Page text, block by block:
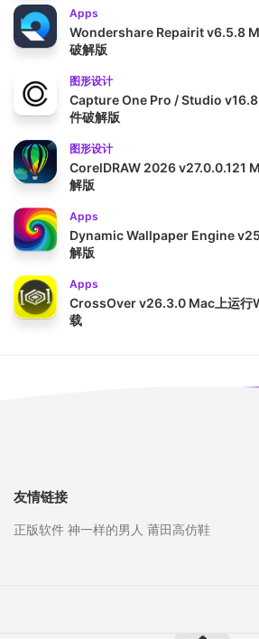
Apps
Wondershare Repairit v6.5.8
破解版
图形设计
Capture One Pro / Studio
件破解版
图形设计
CorelDRAW 2026 v27.0.0.121
解版
Apps
Dynamic Wallpaper Engine
解版
Apps
CrossOver v26.3.0 Mac上运行
载
友情链接
正版软件 神一样的男人 莆田高仿鞋